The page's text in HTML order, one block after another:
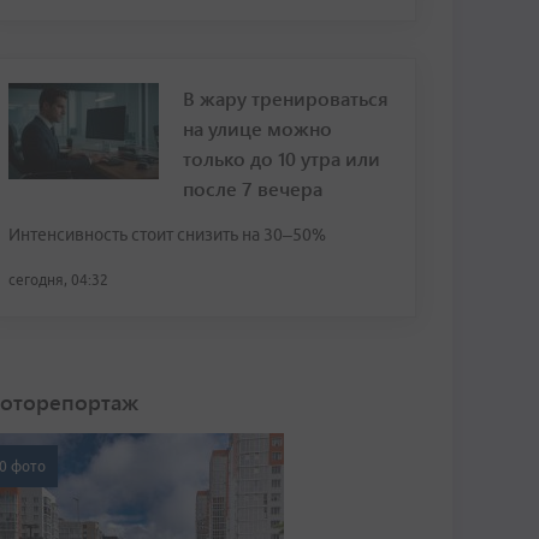
В жару тренироваться
на улице можно
только до 10 утра или
после 7 вечера
Интенсивность стоит снизить на 30–50%
сегодня, 04:32
фото